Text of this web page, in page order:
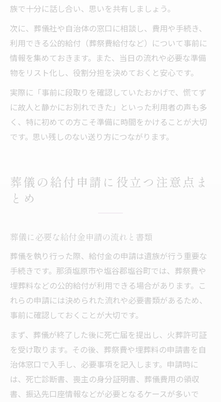
族で十分に話し合い、思いを共有しましょう。
次に、葬儀社や自治体の窓口に相談し、費用や手続き、
利用できる公的給付（葬祭費給付など）について事前に
情報を集めておきます。また、当日の流れや必要な準備
物をリスト化し、役割分担を決めておくと安心です。
実際に「事前に段取りを確認していたおかげで、慌てず
に故人と静かにお別れできた」といった利用者の声も多
く、特に初めての方こそ準備に時間をかけることが大切
です。思い残しのない送り方につながります。
葬儀の給付申請に役立つ注意点ま
とめ
葬儀に必要な給付金申請の流れと書類
葬儀を執り行った際、給付金の申請は遺族が行う重要な
手続きです。那須塩原市や塩谷郡塩谷町では、葬祭費や
埋葬料などの公的給付が利用できる場合があります。こ
れらの申請には決められた流れや必要書類があるため、
事前に確認しておくことが大切です。
まず、葬儀が終了した後に死亡届を提出し、火葬許可証
を受け取ります。その後、葬祭費や埋葬料の申請書を自
治体窓口で入手し、必要事項を記入します。申請時に
は、死亡診断書、喪主の身分証明書、葬儀費用の領収
書、振込先口座情報などが必要となるケースが多いで